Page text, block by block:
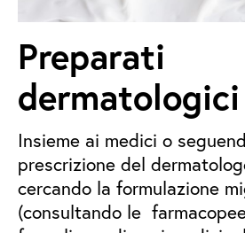
Preparati
dermatologici
Insieme ai medici o
prescrizione del
cercando la formulazione
(consultando le